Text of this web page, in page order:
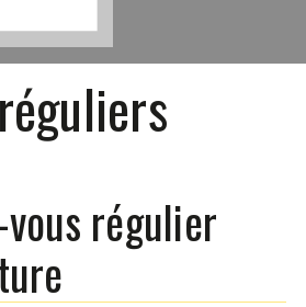
régulier